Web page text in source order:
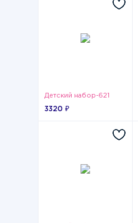
Детский набор-621
3320 ₽